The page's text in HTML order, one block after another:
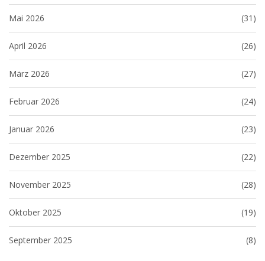
Mai 2026 (31)
April 2026 (26)
März 2026 (27)
Februar 2026 (24)
Januar 2026 (23)
Dezember 2025 (22)
November 2025 (28)
Oktober 2025 (19)
September 2025 (8)